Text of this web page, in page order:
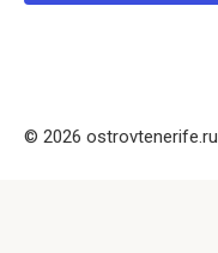
© 2026 ostrovtenerife.ru